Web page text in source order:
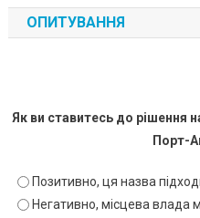
ОПИТУВАННЯ
Як ви ставитесь до рішення
Порт-
Позитивно, ця назва
Негативно, місцева влада